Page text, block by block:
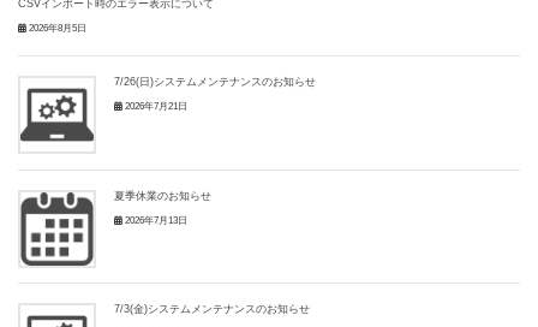
CSVインポート時のエラー表示について
2026年8月5日
7/26(日)システムメンテナンスのお知らせ
2026年7月21日
夏季休業のお知らせ
2026年7月13日
7/3(金)システムメンテナンスのお知らせ